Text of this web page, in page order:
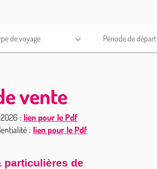
de voyage Période de départ
vente
: lien pour le Pdf
: lien pour le Pdf
particulières de